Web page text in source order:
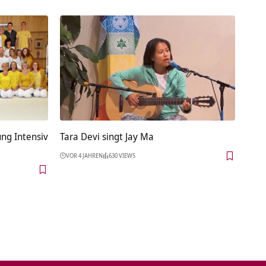
Intensiv
Tara Devi singt Jay Ma
VOR 4 JAHREN 630 VIEWS